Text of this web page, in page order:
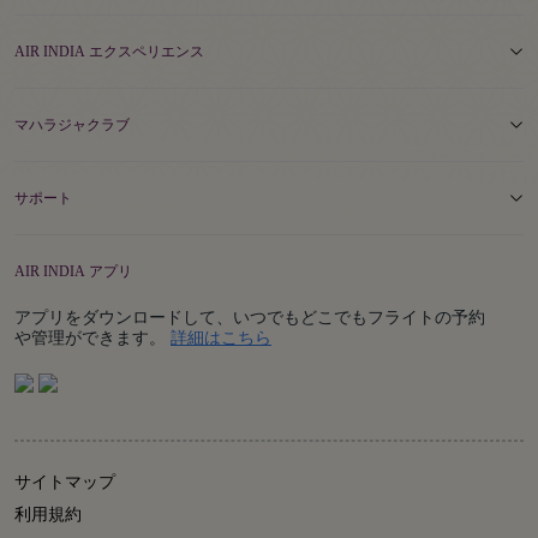
AIR INDIA エクスペリエンス
マハラジャクラブ
サポート
AIR INDIA アプリ
アプリをダウンロードして、いつでもどこでもフライトの予約
や管理ができます。 詳細はこちら
サイトマップ
利用規約